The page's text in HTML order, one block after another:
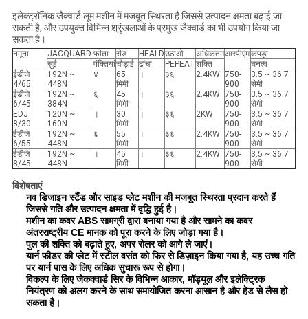
इलेक्ट्रॉनिक जैक्वार्ड लूम मशीन में मजबूत स्थिरता है जिससे उत्पादन क्षमता बढ़ाई जा
सकती है, और उपयुक्त विभिन्न श्रृंखलाओं के प्रमुख जैक्वार्ड का भी उपयोग किया जा
सकता है।
नमूना JACQUARD फीता रीड HEALDउठाओ अधिकतमआरपीएमकपड़ा
सुई
पंक्तियांचौड़ाई ढांचा PEPEATशक्ति
घनत्व
ईडीजे
4/65
192N ~
448N
४
65
मिमी
। ३६ 2.4KW 750-
900
3.5 ~ 36.7
सेमी
ईडीजे
6/45
192N ~
384N
६
45
मिमी
। ३६ 2.4KW 750-
900
3.5 ~ 36.7
सेमी
EDJ
8/30
120N ~
160N
।
30
मिमी
। ३६ 2KW
750-
900
3.5 ~ 36.7
सेमी
ईडीजे
6/55
192N ~
448N
६
55
मिमी
। ३६ 2.4KW 750-
900
3.5 ~ 36.7
सेमी
ईडीजे
8/45
192N ~
448N
।
45
मिमी
। ३६ 2.4KW 750-
900
3.5 ~ 36.7
सेमी
विशेषताएं
नव डिजाइन स्टैंड और साइड प्लेट मशीन की मजबूत स्थिरता प्रदान करते हैं
जिससे गति और उत्पादन क्षमता में वृद्धि हुई है।
मशीन का कवर ABS सामग्री द्वारा बनाया गया है और सामने का कवर
अंतरराष्ट्रीय CE मानक को पूरा करने के लिए जोड़ा गया है।
पुल की शक्ति को बढ़ाते हुए, अपर रोलर को आगे ले जाएं।
यार्न फीडर की प्लेट में स्टील वसंत को फिर से डिज़ाइन किया गया है, यह उच्च गति
पर यार्न पास के लिए अधिक सुचारू रूप से होगा।
विकल्प के लिए जेकक्वार्ड सिर के विभिन्न आकार, मॉड्यूल और इलेक्ट्रिक
नियंत्रण को अलग करने के साथ समायोजित करना आसान है और हेड से लैस हो
सकता है।